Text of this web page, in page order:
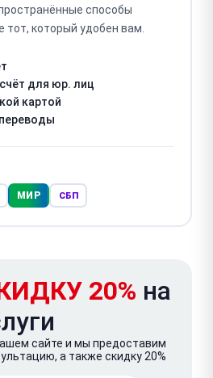
способы
который удобен вам.
для юр. лиц
картой
МИР СБП
20% на
сайте и мы предоставим
а также скидку 20%